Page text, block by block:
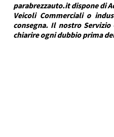
parabrezzauto.it dispone di
Veicoli Commerciali o
consegna. Il nostro
chiarire ogni dubbio prima